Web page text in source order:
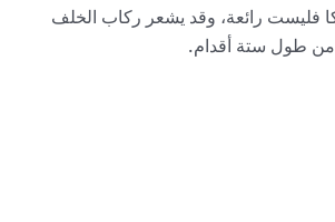
فليست رائعة، وقد يشعر ركاب الخلف
من طول ستة أقدام.